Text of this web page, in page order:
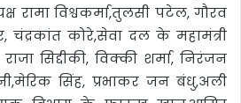
रामा विश्वकर्मा,तुलसी पटेल, गौरव
चंद्रकांत कोरे,सेवा दल के महामंत्री
सिद्दीकी, विक्की शर्मा, निरंजन
सिंह, प्रभाकर जन बंधु,अली